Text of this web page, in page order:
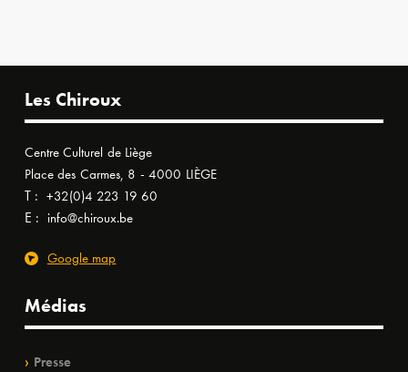
Les Chiroux
Centre Culturel de Liège
Place des Carmes, 8 - 4000 LIÈGE
T : +32(0)4 223 19 60
E : info@chiroux.be
Google map
Médias
Presse